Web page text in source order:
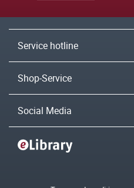
Service hotline
Shop-Service
Social Media